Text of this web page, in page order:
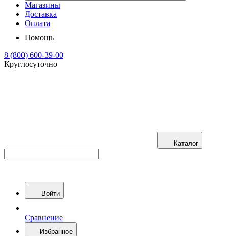
Магазины
Доставка
Оплата
Помощь
8 (800) 600-39-00
Круглосуточно
Каталог
Войти
Сравнение
Избранное